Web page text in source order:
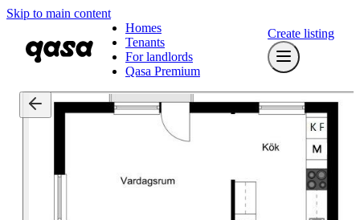
Skip to main content
Homes
Tenants
For landlords
Qasa Premium
Create listing